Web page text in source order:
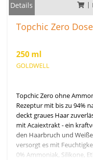
Details
Topchic Zero Dose
250 ml
GOLDWELL
Topchic Zero ohne
Rezeptur mit bis zu 94%
deckt graues Haar
mit Acaiextrakt - ein
den Haarbruch und
versorgt es mit
0% Ammoniak, Silikone,